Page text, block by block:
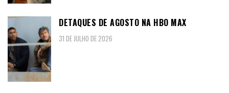
DETAQUES DE AGOSTO NA HBO MAX
31 DE JULHO DE 2026